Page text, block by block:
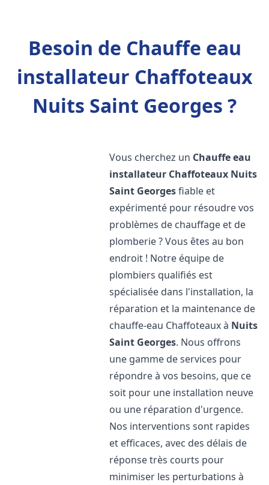
Besoin de Chauffe eau
installateur Chaffoteaux
Nuits Saint Georges ?
Vous cherchez un Chauffe eau
installateur Chaffoteaux Nuits
Saint Georgesfiable et
expérimenté pour résoudre vos
problèmes de chauffage et de
plomberie ? Vous êtes au bon
endroit ! Notre équipe de
plombiers qualifiés est
spécialisée dans l'installation, la
réparation et la maintenance de
chauffe-eau Chaffoteaux à Nuits
Saint Georges. Nous offrons
une gamme de services pour
répondre à vos besoins, que ce
soit pour une installation neuve
ou une réparation d'urgence.
Nos interventions sont rapides
et efficaces, avec des délais de
réponse très courts pour
minimiser les perturbations à